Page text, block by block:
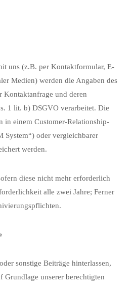
uns (z.B. per Kontaktformular, E-
Medien) werden die Angaben des
Kontaktanfrage und deren
1 lit. b) DSGVO verarbeitet. Die
in einem Customer-Relationship-
System“) oder vergleichbarer
werden.
diese nicht mehr erforderlich
alle zwei Jahre; Ferner
sonstige Beiträge hinterlassen,
Grundlage unserer berechtigten